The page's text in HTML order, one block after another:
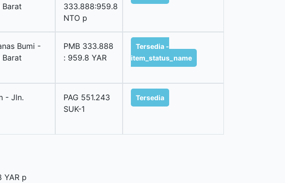
333.888:959.8
NTO p
Bumi -
PMB 333.888
: 959.8 YAR
Tersedia -
item_status_name
- Jln.
PAG 551.243
SUK-1
Tersedia
YAR p